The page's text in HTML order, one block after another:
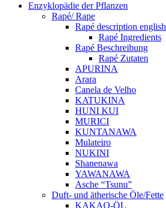
Enzyklopädie der Pflanzen
Rapé/ Rape
Rapé description english
Rapé Ingredients
Rapé Beschreibung
Rapé Zutaten
APURINA
Arara
Canela de Velho
KATUKINA
HUNI KUI
MURICI
KUNTANAWA
Mulateiro
NUKINI
Shanenawa
YAWANAWA
Asche “Tsunu”
Duft- und ätherische Öle/Fette
KAKAO-ÖL